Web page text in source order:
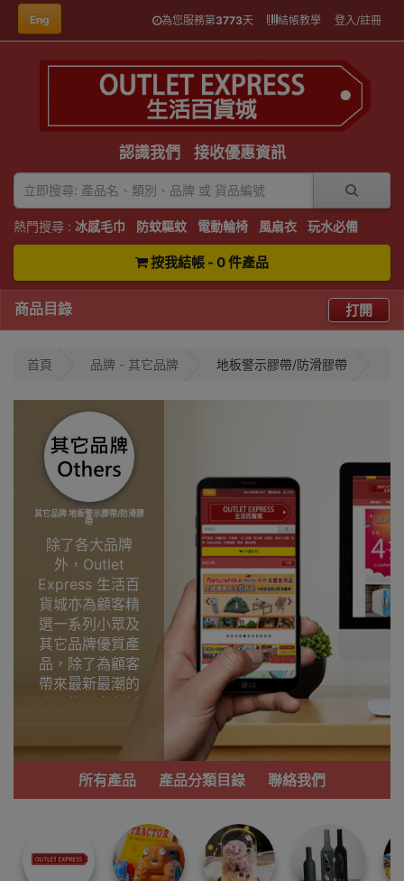
Eng 為您服務第3773天 結帳教學 登入/註冊
認識我們 接收優惠資訊
熱門搜尋 : 冰感毛巾 防蚊驅蚊 電動輪椅 風扇衣 玩水必備
按我結帳 - 0 件產品
商品目錄 打開
首頁 品牌 - 其它品牌 地板警示膠帶/防滑膠帶
其它品牌 地板警示膠帶/防滑膠
帶
除了各大品牌
外，Outlet
Express 生活百
貨城亦為顧客精
選一系列小眾及
其它品牌優質產
品，除了為顧客
帶來最新最潮的
產品外，亦包括
尚，價廉物美、
功能齊備的產
品。
尋找最更新、最
潮、有特色而且
優惠的優質產
所有產品 產品分類目錄 聯絡我們